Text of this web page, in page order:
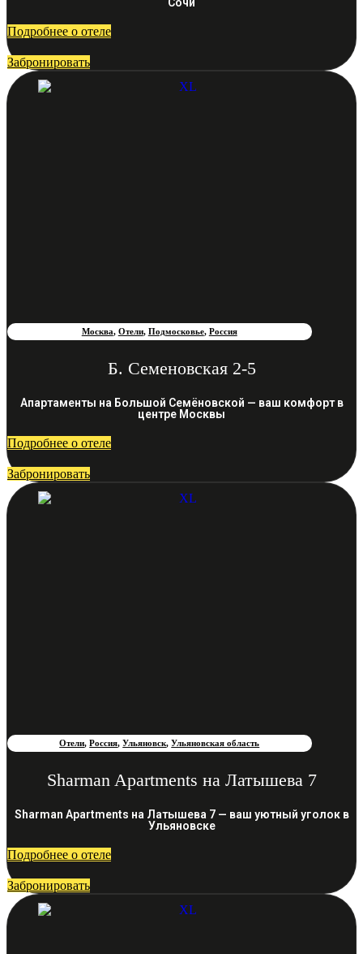
Подробнее о отеле
Забронировать
Москва, Отели, Подмосковье, Россия
Б. Семеновская 2-5
Апартаменты на Большой Семёновской — ваш комфорт в
центре Москвы
Подробнее о отеле
Забронировать
Отели,Россия,Ульяновск,Ульяновская область
Sharman Apartments на Латышева 7
Sharman Apartments на Латышева 7 — ваш уютный уголок в
Ульяновске
Подробнее о отеле
Забронировать